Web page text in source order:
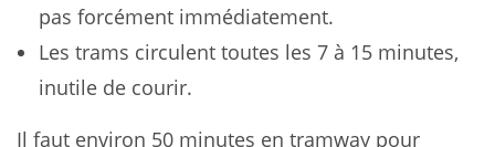
pas forcément immédiatement.
Les trams circulent toutes les 7 à 15 minutes,
inutile de courir.
Il faut environ 50 minutes en tramway pour